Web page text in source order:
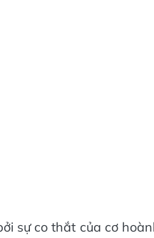
sự co thắt của cơ